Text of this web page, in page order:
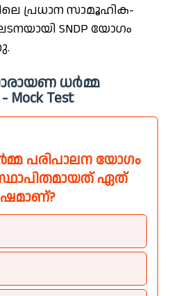
പ്രധാന സാമൂഹിക-
SNDP യോഗം
നാരായണ ധർമ്മ
Test
പരിപാലന യോഗം
സ്ഥാപിതമായത് ഏത്